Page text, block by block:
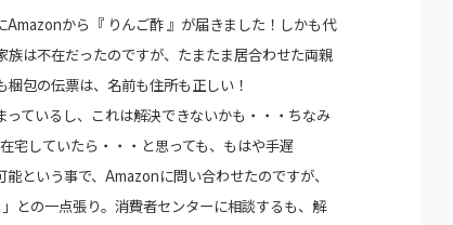
から『 りんご酢 』が届きました！しかも代
族は不在だったのですが、たまたま居合わせた両親
包の伝票は、名前も住所も正しい！
ているし、これは解決できないかも・・・ちなみ
宅していたら・・・と思っても、もはや手遅
という事で、Amazonに問い合わせたのですが、
との一点張り。消費者センターに相談するも、解